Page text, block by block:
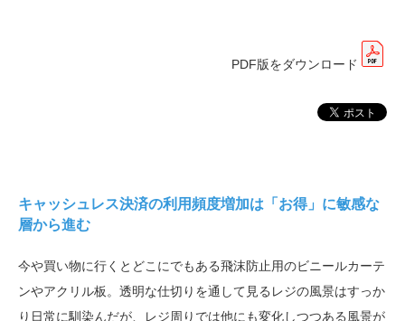
PDF版をダウンロード
キャッシュレス決済の利用頻度増加は「お得」に敏感な
層から進む
今や買い物に行くとどこにでもある飛沫防止用のビニールカーテ
ンやアクリル板。透明な仕切りを通して見るレジの風景はすっか
り日常に馴染んだが、レジ周りでは他にも変化しつつある風景が